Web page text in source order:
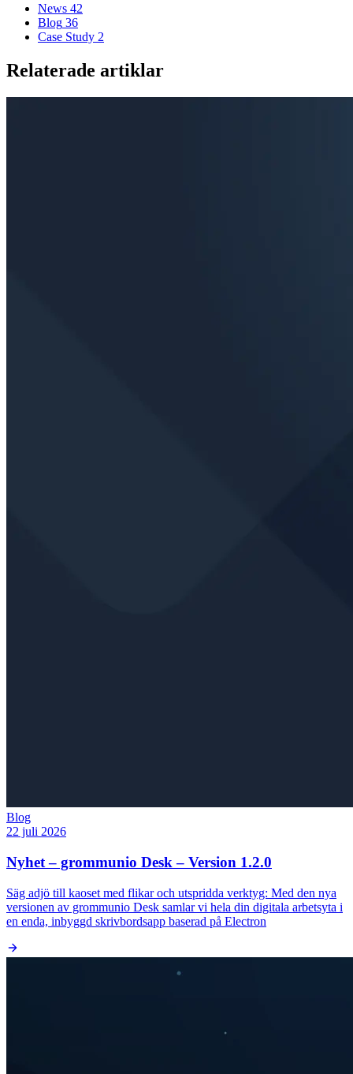
News 42
Blog 36
Case Study 2
Relaterade artiklar
Blog
22 juli 2026
Nyhet – grommunio Desk – Version 1.2.0
Säg adjö till kaoset med flikar och utspridda verktyg: Med den nya
versionen av grommunio Desk samlar vi hela din digitala arbetsyta i
en enda, inbyggd skrivbordsapp baserad på Electron